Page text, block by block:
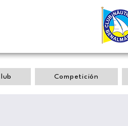
Competición